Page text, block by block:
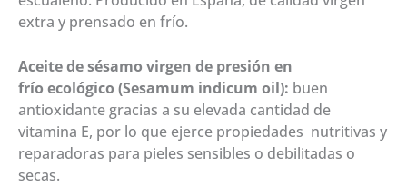
extra y prensado en frío.
Aceite de sésamo virgen de presión en
frío ecológico (Sesamum indicum oil): buen
antioxidante gracias a su elevada cantidad de
vitamina E, por lo que ejerce propiedades nutritivas y
reparadoras para pieles sensibles o debilitadas o
secas.